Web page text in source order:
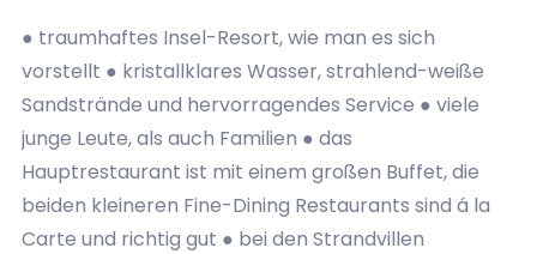
● traumhaftes Insel-Resort, wie man es sich
vorstellt ● kristallklares Wasser, strahlend-weiße
Sandstrände und hervorragendes Service ● viele
junge Leute, als auch Familien ● das
Hauptrestaurant ist mit einem großen Buffet, die
beiden kleineren Fine-Dining Restaurants sind á la
Carte und richtig gut ● bei den Strandvillen